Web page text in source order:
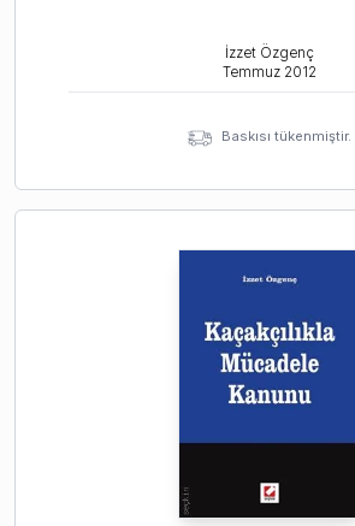
İzzet Özgenç
Temmuz 2012
Baskısı tükenmiştir.